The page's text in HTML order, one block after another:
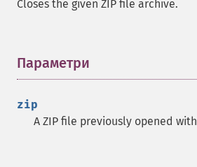
Closes the given ZIP file archive.
Параметри
zip
A ZIP file previously opened with